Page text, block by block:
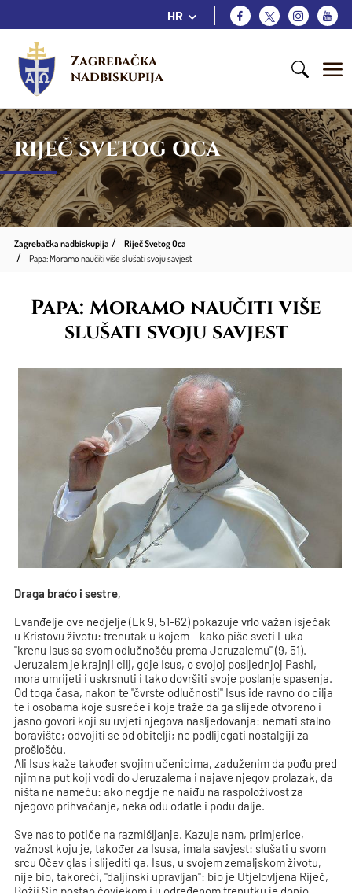
HR
Zagrebačka
nadbiskupija
RIJEČ SVETOG OCA
Zagrebačka nadbiskupija
Riječ Svetog Oca
Papa: Moramo naučiti više slušati svoju savjest
Papa: Moramo naučiti više
slušati svoju savjest
Draga braćo i sestre,
Evanđelje ove nedjelje (Lk 9, 51-62) pokazuje vrlo važan isječak
u Kristovu životu: trenutak u kojem – kako piše sveti Luka –
"krenu Isus sa svom odlučnošću prema Jeruzalemu" (9, 51).
Jeruzalem je krajnji cilj, gdje Isus, o svojoj posljednjoj Pashi,
mora umrijeti i uskrsnuti i tako dovršiti svoje poslanje spasenja.
Od toga časa, nakon te "čvrste odlučnosti" Isus ide ravno do cilja
te i osobama koje susreće i koje traže da ga slijede otvoreno i
jasno govori koji su uvjeti njegova nasljedovanja: nemati stalno
boravište; odvojiti se od obitelji; ne podlijegati nostalgiji za
prošlošću.
Ali Isus kaže također svojim učenicima, zaduženim da pođu pred
njim na put koji vodi do Jeruzalema i najave njegov prolazak, da
ništa ne nameću: ako negdje ne naiđu na raspoloživost za
njegovo prihvaćanje, neka odu odatle i pođu dalje.
Sve nas to potiče na razmišljanje. Kazuje nam, primjerice,
važnost koju je, također za Isusa, imala savjest: slušati u svom
srcu Očev glas i slijediti ga. Isus, u svojem zemaljskom životu,
nije bio, takoreći, "daljinski upravljan": bio je Utjelovljena Riječ,